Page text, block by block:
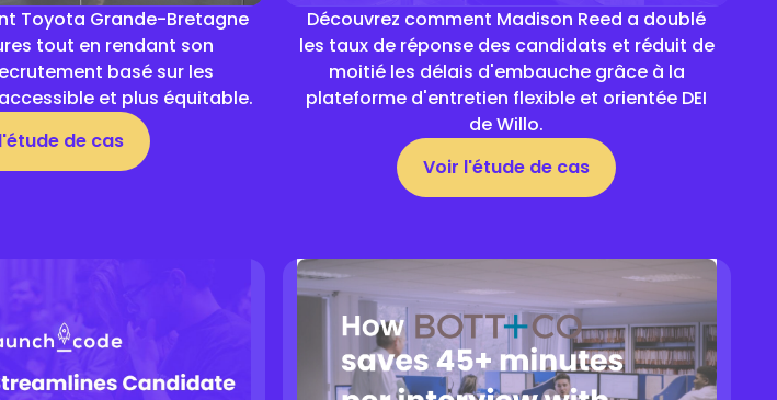
Toyota Grande-Bretagne
tout en rendant son
basé sur les
et plus équitable.
de cas
Découvrez comment Madison Reed a doublé
les taux de réponse des candidats et réduit de
moitié les délais d'embauche grâce à la
plateforme d'entretien flexible et orientée DEI
de Willo.
Voir l'étude de cas